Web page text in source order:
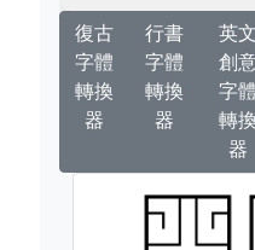
復古
字體
轉換
器
行書
字體
轉換
器
英文
創
字體
轉換
器